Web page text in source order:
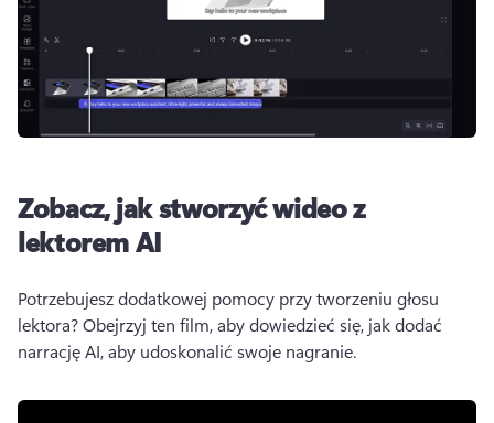
Zobacz, jak stworzyć wideo z
lektorem AI
Potrzebujesz dodatkowej pomocy przy tworzeniu głosu
lektora? Obejrzyj ten film, aby dowiedzieć się, jak dodać
narrację AI, aby udoskonalić swoje nagranie.